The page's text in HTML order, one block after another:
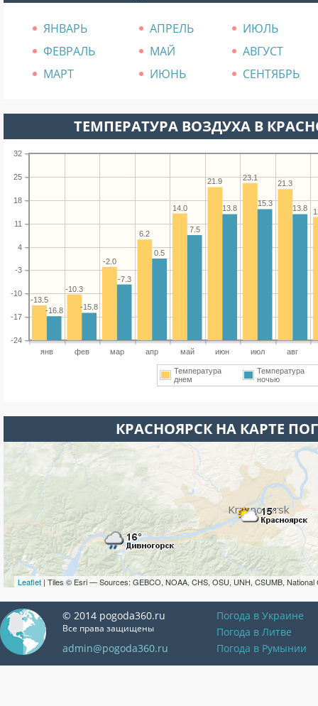
ЯНВАРЬ АПРЕЛЬ
ИЮЛЬ
ФЕВРАЛЬ
МАЙ
АВГУСТ
МАРТ
ИЮНЬ СЕНТЯБРЬ
ТЕМПЕРАТУРА ВОЗДУХА В
янв фев мар апр май июн июл авг
-24
-17
-10
-3
4
11
18
25
32
21.3
23.1
21.9
14.0
6.2
-2.0
-10.3
-13.5
13.8
15.3
13.8
7.5
0.5
-7.3
-15.8
-16.8
Температура
днем
Температура
ночью
КРАСНОЯРСК НА КАРТЕ
Leaflet | Tiles © Esri — Sources: GEBCO, NOAA, CHS, OSU, UNH, CSUMB, National
© 2014 pogoda360.ru
Все права защищены
admin@pogoda360.ru
Погода в Украине
Погода в Литве
Погода в Румынии